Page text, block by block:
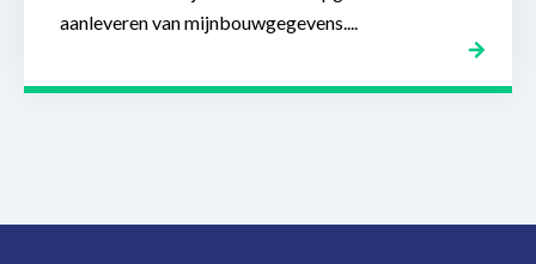
aanleveren van mijnbouwgegevens....